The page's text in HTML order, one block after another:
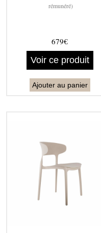
rémunéré)
679€
Voir ce produit
Ajouter au panier